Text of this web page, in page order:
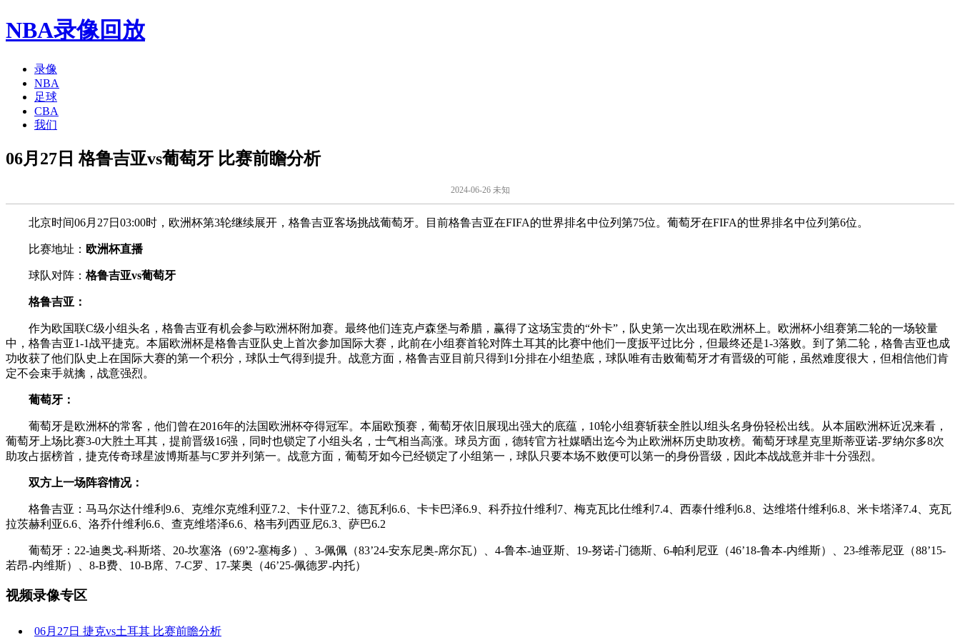
NBA录像回放
录像
NBA
足球
CBA
我们
06月27日 格鲁吉亚vs葡萄牙 比赛前瞻分析
2024-06-26 未知
北京时间06月27日03:00时，欧洲杯第3轮继续展开，格鲁吉亚客场挑战葡萄牙。目前格鲁吉亚在FIFA的世界排名中位列第75位。葡萄牙在FIFA的世界排名中位列第6位。
比赛地址： 欧洲杯直播
球队对阵： 格鲁吉亚vs葡萄牙
格鲁吉亚：
作为欧国联C级小组头名，格鲁吉亚有机会参与欧洲杯附加赛。最终他们连克卢森堡与希腊，赢得了这场宝贵的“外卡”，队史第一次出现在欧洲杯上。欧洲杯小组赛第二轮的一场较量
中，格鲁吉亚1-1战平捷克。本届欧洲杯是格鲁吉亚队史上首次参加国际大赛，此前在小组赛首轮对阵土耳其的比赛中他们一度扳平过比分，但最终还是1-3落败。到了第二轮，格鲁吉亚也成
功收获了他们队史上在国际大赛的第一个积分，球队士气得到提升。战意方面，格鲁吉亚目前只得到1分排在小组垫底，球队唯有击败葡萄牙才有晋级的可能，虽然难度很大，但相信他们肯
定不会束手就擒，战意强烈。
葡萄牙：
葡萄牙是欧洲杯的常客，他们曾在2016年的法国欧洲杯夺得冠军。本届欧预赛，葡萄牙依旧展现出强大的底蕴，10轮小组赛斩获全胜以J组头名身份轻松出线。从本届欧洲杯近况来看，
葡萄牙上场比赛3-0大胜土耳其，提前晋级16强，同时也锁定了小组头名，士气相当高涨。球员方面，德转官方社媒晒出迄今为止欧洲杯历史助攻榜。葡萄牙球星克里斯蒂亚诺-罗纳尔多8次
助攻占据榜首，捷克传奇球星波博斯基与C罗并列第一。战意方面，葡萄牙如今已经锁定了小组第一，球队只要本场不败便可以第一的身份晋级，因此本战战意并非十分强烈。
双方上一场阵容情况：
格鲁吉亚：马马尔达什维利9.6、克维尔克维利亚7.2、卡什亚7.2、德瓦利6.6、卡卡巴泽6.9、科乔拉什维利7、梅克瓦比仕维利7.4、西泰什维利6.8、达维塔什维利6.8、米卡塔泽7.4、克瓦
拉茨赫利亚6.6、洛乔什维利6.6、查克维塔泽6.6、格韦列西亚尼6.3、萨巴6.2
葡萄牙：22-迪奥戈-科斯塔、20-坎塞洛（69’2-塞梅多）、3-佩佩（83’24-安东尼奥-席尔瓦）、4-鲁本-迪亚斯、19-努诺-门德斯、6-帕利尼亚（46’18-鲁本-内维斯）、23-维蒂尼亚（88’15-
若昂-内维斯）、8-B费、10-B席、7-C罗、17-莱奥（46’25-佩德罗-内托）
视频录像专区
06月27日 捷克vs土耳其 比赛前瞻分析